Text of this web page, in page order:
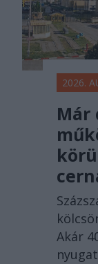
2026.
Már
Akár